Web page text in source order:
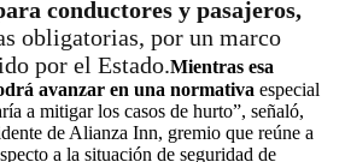
conductores y pasajeros,
obligatorias, por un marco
por el Estado.Mientras esa
avanzar en una normativa especial
a mitigar los casos de hurto”, señaló,
de Alianza Inn, gremio que reúne a
a la situación de seguridad de